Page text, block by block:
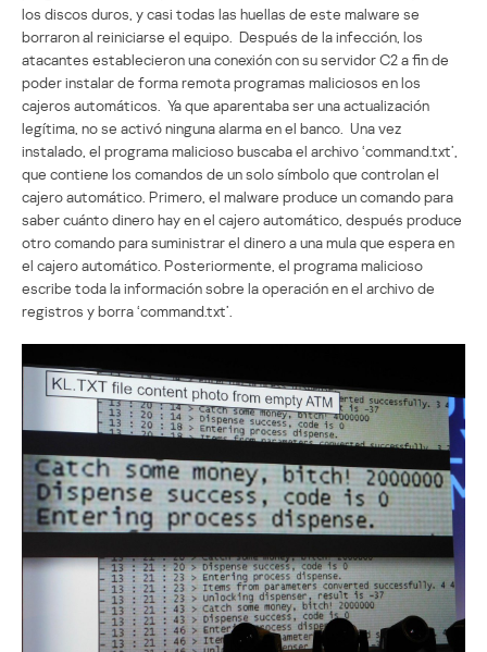
los discos duros, y casi todas las huellas de este malware se
borraron al reiniciarse el equipo. Después de la infección, los
atacantes establecieron una conexión con su servidor C2 a fin de
poder instalar de forma remota programas maliciosos en los
cajeros automáticos. Ya que aparentaba ser una actualización
legítima, no se activó ninguna alarma en el banco. Una vez
instalado, el programa malicioso buscaba el archivo ‘command.txt’,
que contiene los comandos de un solo símbolo que controlan el
cajero automático. Primero, el malware produce un comando para
saber cuánto dinero hay en el cajero automático, después produce
otro comando para suministrar el dinero a una mula que espera en
el cajero automático. Posteriormente, el programa malicioso
escribe toda la información sobre la operación en el archivo de
registros y borra ‘command.txt’.